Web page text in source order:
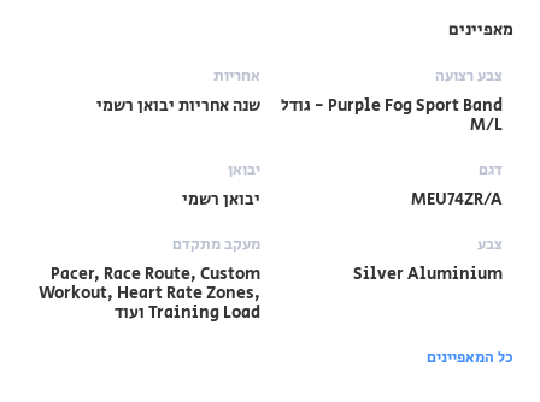
מאפיינים
צבע רצועה
Purple Fog Sport Band - גודל
M/L
אחריות
שנה אחריות יבואן רשמי
דגם
MEU74ZR/A
יבואן
יבואן רשמי
צבע
Silver Aluminium
מעקב מתקדם
Pacer, Race Route, Custom
Workout, Heart Rate Zones,
Training Load ועוד
כל המאפיינים